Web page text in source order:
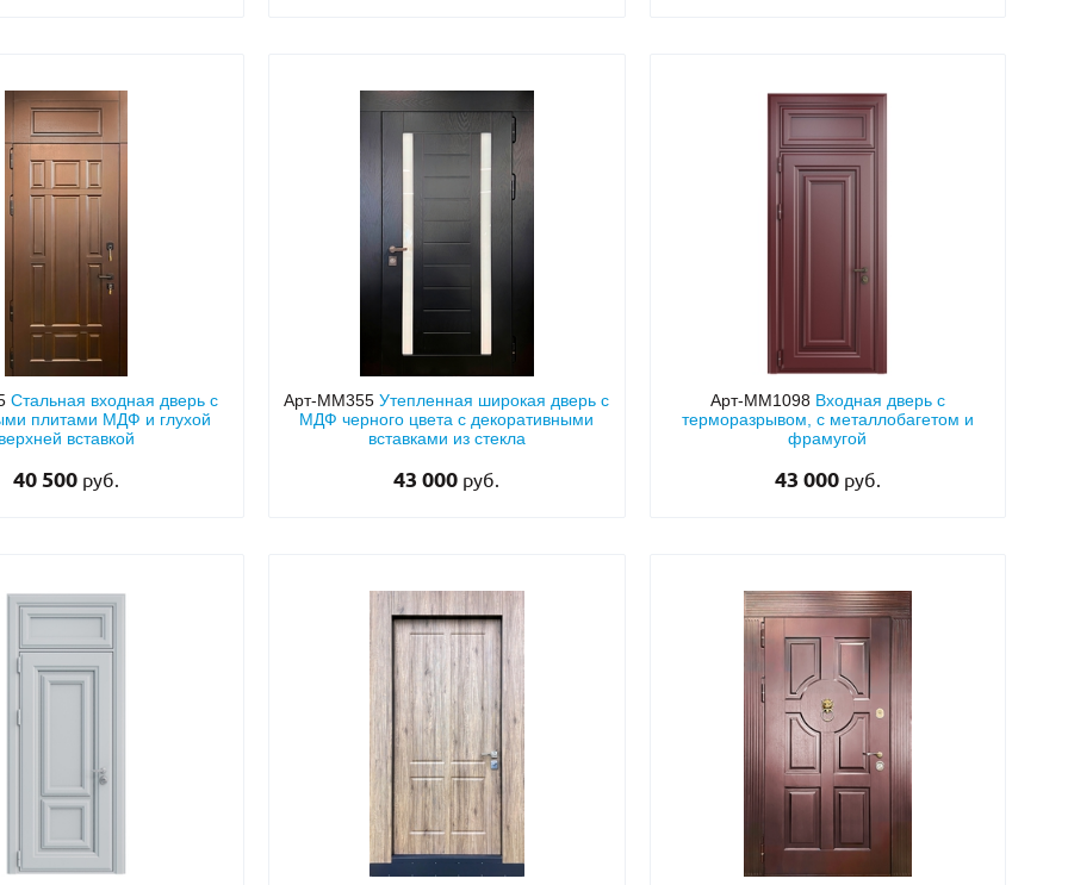
Стальная входная дверь с
плитами МДФ и глухой
верхней вставкой
40 500 руб.
Арт-ММ355Утепленная широкая дверь с
МДФ черного цвета с декоративными
вставками из стекла
43 000 руб.
Арт-ММ1098 Входная дверь с
терморазрывом, с металлобагетом и
фрамугой
43 000 руб.